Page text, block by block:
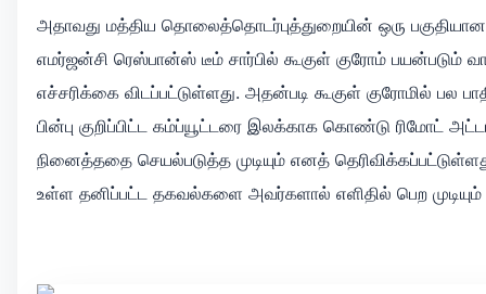
அதாவது மத்திய தொலைத்தொடர்புத்துறையின் ஒரு
எமர்ஜன்சி ரெஸ்பான்ஸ் டீம் சார்பில் கூகுள் குரோம் பயன்படும்
எச்சரிக்கை விடப்பட்டுள்ளது. அதன்படி கூகுள் குரோமில் பல
பின்பு குறிப்பிட்ட கம்ப்யூட்டரை இலக்காக கொண்டு ரிமோட்
நினைத்ததை செயல்படுத்த முடியும் எனத்
உள்ள தனிப்பட்ட தகவல்களை அவர்களால் எளிதில் பெற முடியும்